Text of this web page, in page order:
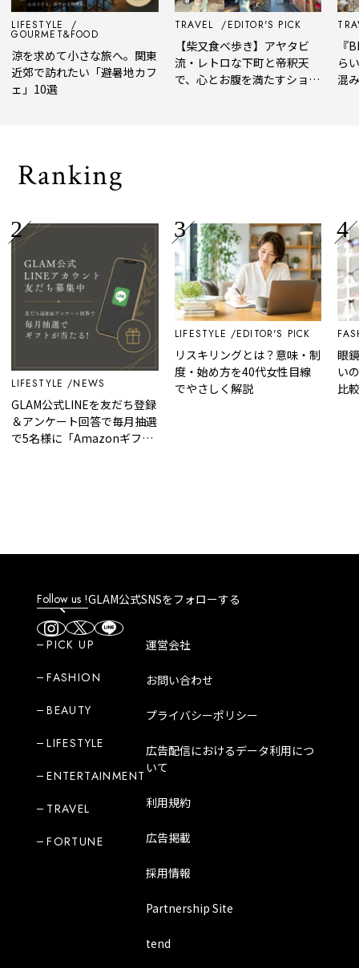
LIFESTYLE
GOURMET&FOOD
涼を求めて小さな旅へ。関東
近郊で訪れたい「避暑地カフ
ェ」10選
TRAVEL EDITOR'S PICK
【柴又食べ歩き】アヤタビ
流・レトロな下町と帝釈天
で、心とお腹を満たすショー
『
ら
混
Ranking
LIFESTYLE NEWS
GLAM公式LINEを友だち登録
＆アンケート回答で毎月抽選
で5名様に「Amazonギフト
LIFESTYLE EDITOR'S PICK
リスキリングとは？意味・制
度・始め方を40代女性目線
でやさしく解説
眼
い
比
Follow us !GLAM公式SNSをフォローする
PICK UP
FASHION
BEAUTY
LIFESTYLE
ENTERTAINMENT
TRAVEL
FORTUNE
運営会社
お問い合わせ
プライバシーポリシー
広告配信におけるデータ利用につ
いて
利用規約
広告掲載
採用情報
Partnership Site
tend